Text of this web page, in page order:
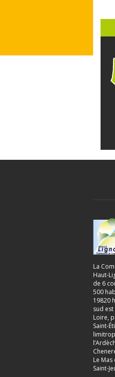
La
Haut-
de 6
500
19820
sud
Loire,
Saint-
Le Mas
Saint-